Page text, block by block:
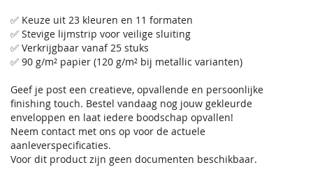
✅ Keuze uit 23 kleuren en 11 formaten
✅ Stevige lijmstrip voor veilige sluiting
✅ Verkrijgbaar vanaf 25 stuks
✅ 90 g/m² papier (120 g/m² bij metallic varianten)
Geef je post een creatieve, opvallende en persoonlijke
finishing touch. Bestel vandaag nog jouw gekleurde
enveloppen en laat iedere boodschap opvallen!
Neem contact met ons op voor de actuele
aanleverspecificaties.
Voor dit product zijn geen documenten beschikbaar.